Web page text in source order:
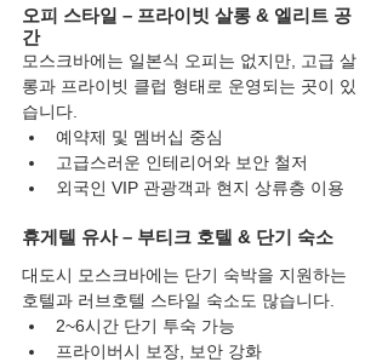
오피 스타일 – 프라이빗 살롱 & 엘리트 공
간
모스크바에는 일본식 오피는 없지만, 고급 살
롱과 프라이빗 클럽 형태로 운영되는 곳이 있
습니다.
예약제 및 멤버십 중심
고급스러운 인테리어와 보안 철저
외국인 VIP 관광객과 현지 상류층 이용
휴게텔 유사 – 부티크 호텔 & 단기 숙소
대도시 모스크바에는 단기 숙박을 지원하는
호텔과 러브호텔 스타일 숙소도 많습니다.
2~6시간 단기 투숙 가능
프라이버시 보장, 보안 강화